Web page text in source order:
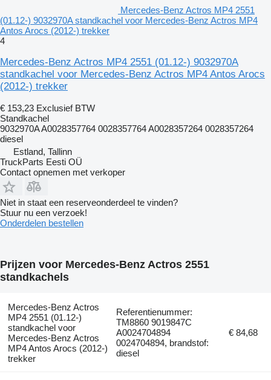
Mercedes-Benz Actros MP4 2551
(01.12-) 9032970A standkachel voor Mercedes-Benz Actros MP4
Antos Arocs (2012-) trekker
4
Mercedes-Benz Actros MP4 2551 (01.12-) 9032970A
standkachel voor Mercedes-Benz Actros MP4 Antos Arocs
(2012-) trekker
€ 153,23 Exclusief BTW
Standkachel
9032970A A0028357764 0028357764 A0028357264 0028357264
diesel
Estland, Tallinn
TruckParts Eesti OÜ
Contact opnemen met verkoper
Niet in staat een reserveonderdeel te vinden?
Stuur nu een verzoek!
Onderdelen bestellen
Prijzen voor Mercedes-Benz Actros 2551
standkachels
Mercedes-Benz Actros
MP4 2551 (01.12-)
standkachel voor
Mercedes-Benz Actros
MP4 Antos Arocs (2012-)
trekker
Referentienummer:
TM8860 9019847C
A0024704894
0024704894, brandstof:
diesel
€ 84,68